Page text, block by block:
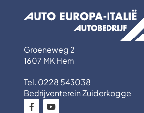
Groeneweg 2
1607 MK Hem
Tel. 0228 543038
Bedrijventerein Zuiderkogge